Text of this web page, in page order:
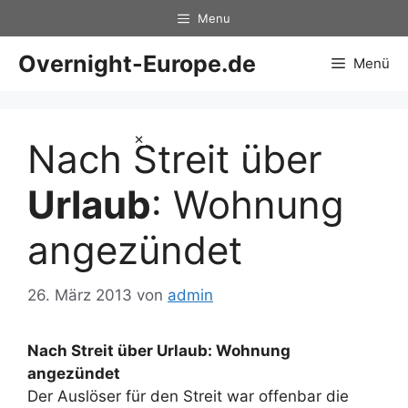
×
Inhalt
springen
Menu
Overnight-Europe.de Menü
Nach Streit über
Urlaub: Wohnung
angezündet
26. März 2013 von admin
Nach Streit über Urlaub: Wohnung
angezündet
Der Auslöser für den Streit war offenbar die